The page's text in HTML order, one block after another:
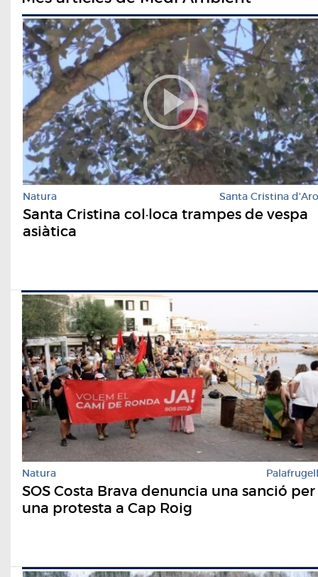
Natura Santa Cristina d'Aro
Santa Cristina col·loca trampes de vespa
asiàtica
Natura Palafrugell
SOS Costa Brava denuncia una sanció per
una protesta a Cap Roig